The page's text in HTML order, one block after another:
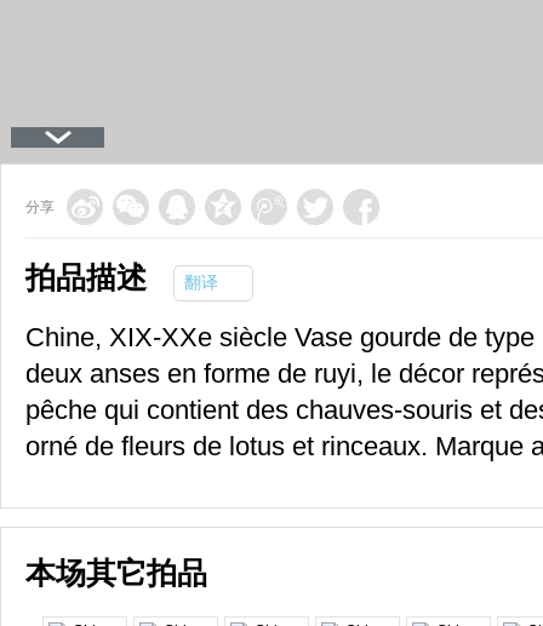
分享
拍品描述 翻译
Chine, XIX-XXe siècle Vase gourde de
deux anses en forme de ruyi, le décor
pêche qui contient des chauves-souris et
orné de fleurs de lotus et rinceaux. Marque
本场其它拍品